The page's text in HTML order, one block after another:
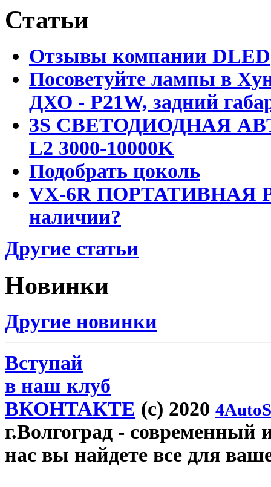
Статьи
Отзывы компании DLED
Посоветуйте лампы в
ДХО - P21W, задний
3S СВЕТОДИОДНАЯ
L2 3000-10000K
Подобрать цоколь
VX-6R ПОРТАТИВНАЯ
наличии?
Другие статьи
Новинки
Другие новинки
Вступай
в наш клуб
ВКОНТАКТЕ (c) 2020
г.Волгоград - современный
нас вы найдете все для